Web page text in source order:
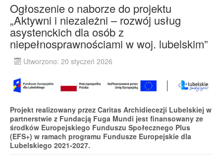
Ogłoszenie o naborze do projektu
„Aktywni i niezależni – rozwój usług
asystenckich dla osób z
niepełnosprawnościami w woj. lubelskim”
Utworzono: 20 styczeń 2026
Projekt realizowany przez Caritas Archidiecezji Lubelskiej w
partnerstwie z Fundacją Fuga Mundi jest finansowany ze
środków Europejskiego Funduszu Społecznego Plus
(EFS+) w ramach programu Fundusze Europejskie dla
Lubelskiego 2021-2027.